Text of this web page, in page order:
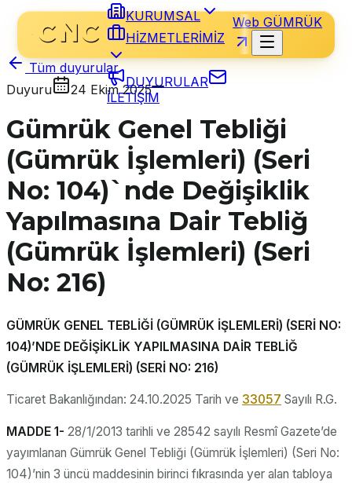
KURUMSAL
HİZMETLERİMİZ
DUYURULAR
İLETİŞİM
Web GÜMRÜK
Tüm duyurular
Duyuru
24 Ekim 2025
Gümrük Genel Tebliği
(Gümrük İşlemleri) (Seri
No: 104)`nde Değişiklik
Yapılmasına Dair Tebliğ
(Gümrük İşlemleri) (Seri
No: 216)
GÜMRÜK GENEL TEBLİĞİ (GÜMRÜK İŞLEMLERİ) (SERİ NO:
104)’NDE DEĞİŞİKLİK YAPILMASINA DAİR TEBLİĞ
(GÜMRÜK İŞLEMLERİ) (SERİ NO: 216)
Ticaret Bakanlığından: 24.10.2025 Tarih ve 33057 Sayılı R.G.
MADDE 1- 28/1/2013 tarihli ve 28542 sayılı Resmî Gazete’de
yayımlanan Gümrük Genel Tebliği (Gümrük İşlemleri) (Seri No:
104)’nin 3 üncü maddesinin birinci fıkrasında yer alan tabloya